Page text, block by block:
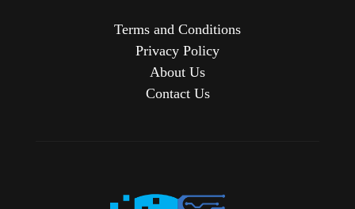
Terms and Conditions
Privacy Policy
About Us
Contact Us